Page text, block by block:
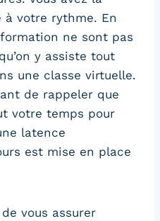
votre rythme. En
ne sont pas
y assiste tout
une classe virtuelle.
de rappeler que
votre temps pour
latence
est mise en place
vous assurer